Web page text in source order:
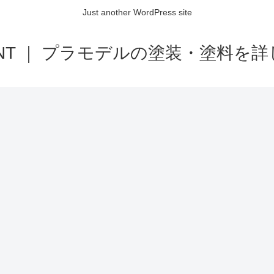
Just another WordPress site
｜ プラモデルの塗装・塗料を詳